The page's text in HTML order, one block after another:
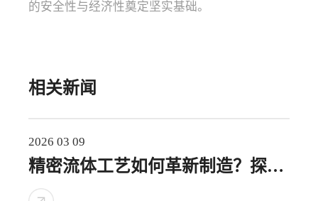
的安全性与经济性奠定坚实基础。
相关新闻
2026 03 09
精密流体工艺如何革新制造？探索
自动涂胶设备厂家的创新之路